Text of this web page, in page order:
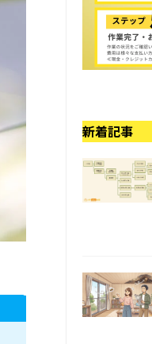
新着記事